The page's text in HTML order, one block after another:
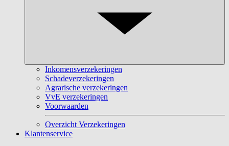
Inkomensverzekeringen
Schadeverzekeringen
Agrarische verzekeringen
VvE verzekeringen
Voorwaarden
Overzicht Verzekeringen
Klantenservice